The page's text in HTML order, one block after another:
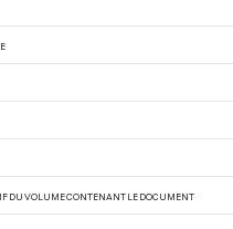
DU VOLUME CONTENANT LE DOCUMENT